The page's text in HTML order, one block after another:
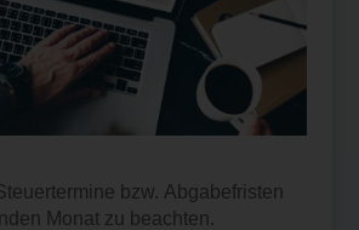
bzw. Abgabefristen
Monat zu beachten.